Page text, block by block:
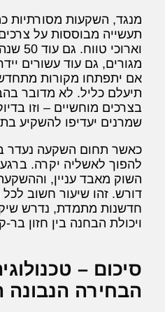
מנגד, השקעות מסורתיות
תעשייה מבוססות על
מגורים, גם עוד עשורים
אם יתפתחו מקורות
תיעלם כליל. לא מדובר
בצרכים מוחשיים – וזו
שמרנים יעדיפו להשקיע
כאשר תחום השקעה נעדר
להפוך לאשליה יקרה.
השוק מאבד עניין,
דורש. זהו שיעור חשוב
חדשנות מתמדת, נדרש
ויכולת הבחנה בין חזון
סיכום –
הבחירה הנבונה